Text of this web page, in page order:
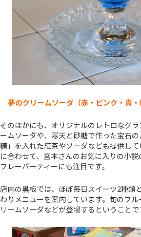
夢のクリームソーダ（赤・ピンク・青
そのほかにも、オリジナルのレトロなグ
ームソーダや、寒天と砂糖で作った宝石
糖」を入れた紅茶やソーダなども提供し
に合わせて、宮本さんのお気に入りの小
フレーバーティーにも注目です。
店内の黒板では、ほぼ毎日スイーツ2種類
わりメニューを案内しています。旬のフ
リームソーダなどが登場するということで